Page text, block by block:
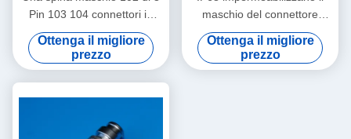
Pin 103 104 connettori in
opposizione Fischer di Palo
di dimensione multi
compatibile
Ottenga il migliore
prezzo
maschio del connettore
coassiale 1E di Lemo ed il
fermaglio FFA.1E.250
Ottenga il migliore
prezzo